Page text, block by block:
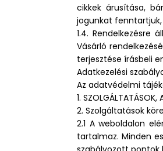
cikkek árusítása,
jogunkat fenntartjuk,
1.4. Rendelkezésre
Vásárló
terjesztése írásbeli
Adatkezelési
Az adatvédelmi
1. SZOLGÁLTATÁSOK,
2. Szolgáltatások
2.1 A weboldalon
tartalmaz. Minden